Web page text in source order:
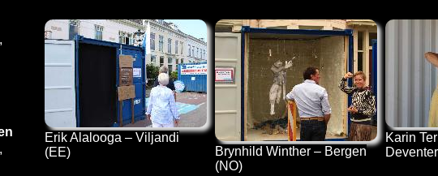
Erik Alalooga – Viljandi
(EE)
Brynhild Winther – Bergen
(NO)
Karin